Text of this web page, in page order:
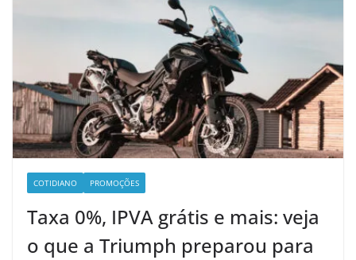
COTIDIANO PROMOÇÕES
Taxa 0%, IPVA grátis e mais: veja
o que a Triumph preparou para